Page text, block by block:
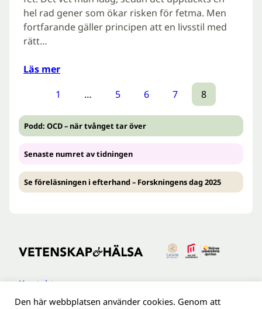
hel rad gener som ökar risken för fetma. Men
fortfarande gäller principen att en livsstil med
rätt…
Läs mer
1
… 5 6 7 8
Podd: OCD – när tvånget tar över
Senaste numret av tidningen
Se föreläsningen i efterhand – Forskningens dag 2025
Kontakt
Tillgänglighetsredogöreldse
Den här webbplatsen använder cookies. Genom att